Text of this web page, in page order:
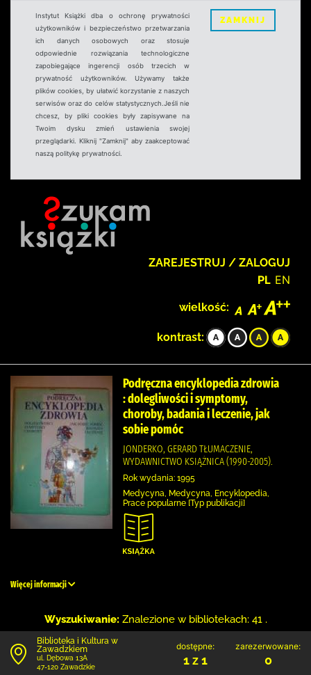
Instytut Książki dba o ochronę prywatności
użytkowników i bezpieczeństwo przetwarzania
ich danych osobowych oraz stosuje
odpowiednie rozwiązania technologiczne
zapobiegające ingerencji osób trzecich w
prywatność użytkowników. Używamy także
plików cookies, by ułatwić korzystanie z naszych
serwisów oraz do celów statystycznych.Jeśli nie
chcesz, by pliki cookies były zapisywane na
Twoim dysku zmień ustawienia swojej
przeglądarki. Kliknij "Zamknij" aby zaakceptować
naszą politykę prywatności.
ZAMKNIJ
ZAREJESTRUJ / ZALOGUJ
PL EN
wielkość:
kontrast:
Podręczna encyklopedia zdrowia
: dolegliwości i symptomy,
choroby, badania i leczenie, jak
sobie pomóc
JONDERKO, GERARD TŁUMACZENIE,
WYDAWNICTWO KSIĄŻNICA (1990-2005).
Rok wydania: 1995
Medycyna, Medycyna, Encyklopedia,
Prace popularne [Typ publikacji]
Więcej informacji
Wyszukiwanie: Znalezione w bibliotekach: 41 .
Biblioteka i Kultura w
Zawadzkiem
ul. Dębowa 13A
47-120 Zawadzkie
dostępne:
1 z 1
zarezerwowane:
0